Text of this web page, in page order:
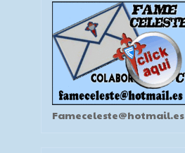
Fameceleste@hotmail.es